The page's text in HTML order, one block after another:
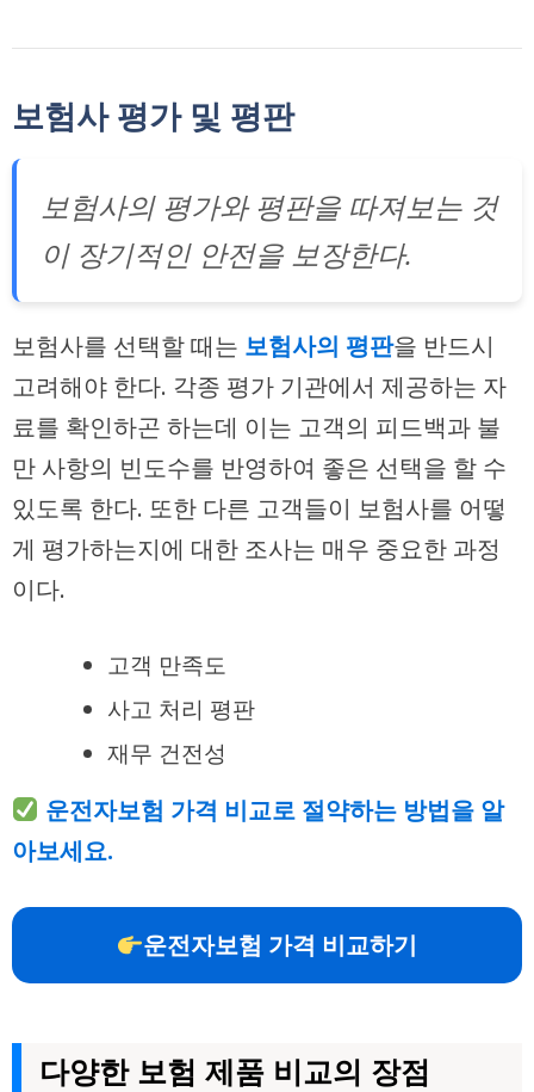
보험사 평가 및 평판
보험사의 평가와 평판을 따져보는 것
이 장기적인 안전을 보장한다.
보험사를 선택할 때는 보험사의 평판을 반드시
고려해야 한다. 각종 평가 기관에서 제공하는 자
료를 확인하곤 하는데 이는 고객의 피드백과 불
만 사항의 빈도수를 반영하여 좋은 선택을 할 수
있도록 한다. 또한 다른 고객들이 보험사를 어떻
게 평가하는지에 대한 조사는 매우 중요한 과정
이다.
고객 만족도
사고 처리 평판
재무 건전성
운전자보험 가격 비교로 절약하는 방법을 알
아보세요.
운전자보험 가격 비교하기
다양한 보험 제품 비교의 장점